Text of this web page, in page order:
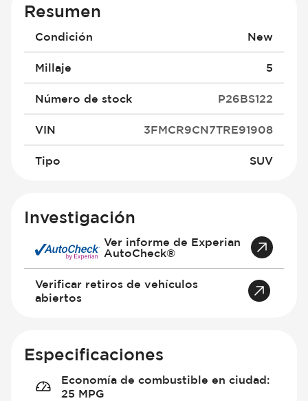
Resumen
Condición New
Millaje 5
Número de stock P26BS122
VIN 3FMCR9CN7TRE91908
Tipo SUV
Investigación
Ver informe de Experian
AutoCheck®
Verificar retiros de vehículos
abiertos
Especificaciones
Economía de combustible en ciudad:
25 MPG